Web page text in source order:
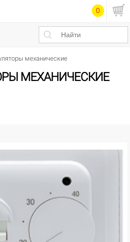
0
механические
МЕХАНИЧЕСКИЕ